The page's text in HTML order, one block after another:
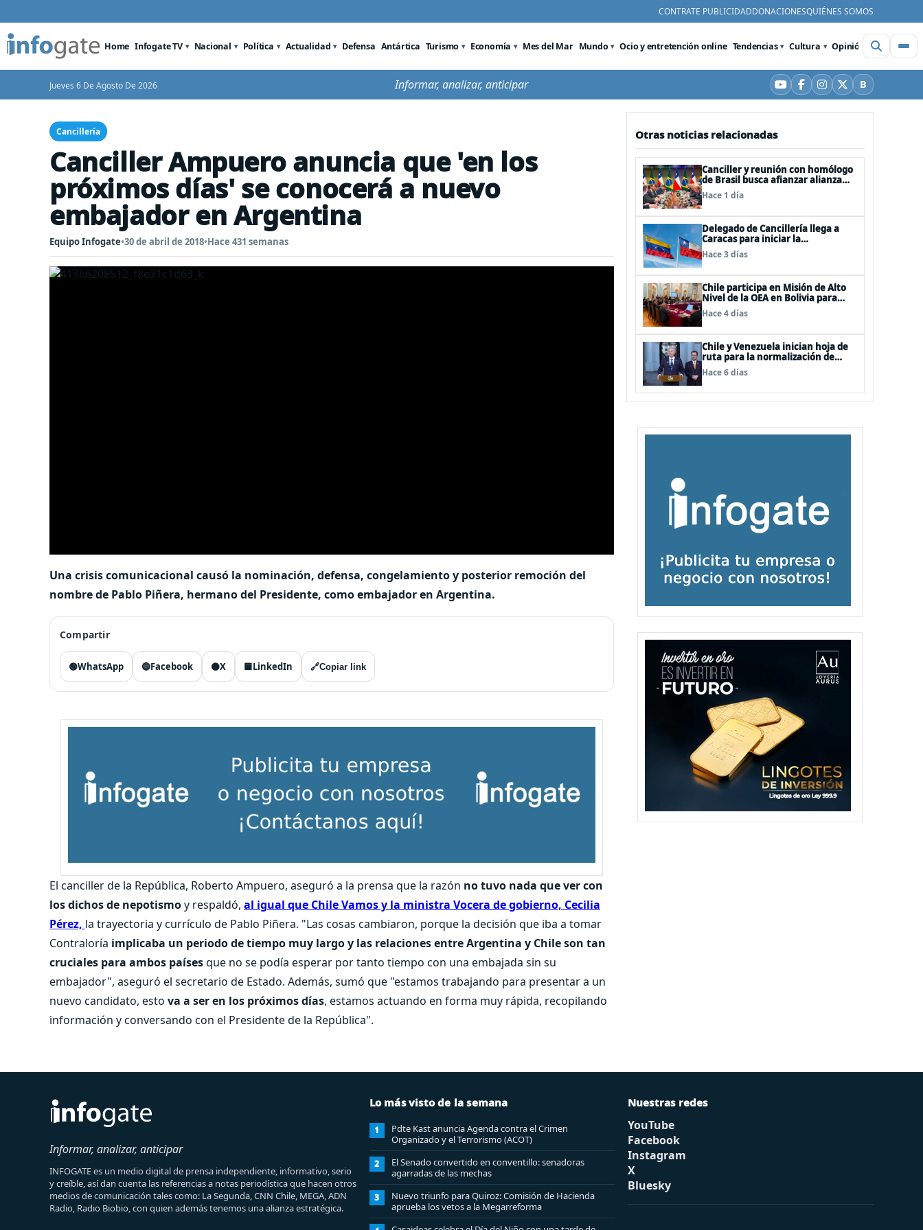
CONTRATE PUBLICIDADDONACIONESQUIÉNES SOMOS
Home Infogate TV Nacional Política Actualidad Defensa Antártica Turismo Economía Mes del Mar Mundo Ocio y entretención online Tendencias Cultura Opinión Videos
Jueves 6 De Agosto De 2026 Informar, analizar, anticipar YouTube
Facebook
Instagram
X BBluesky
Cancillería
Canciller Ampuero anuncia que 'en los
próximos días' se conocerá a nuevo
embajador en Argentina
Equipo Infogate•30 de abril de 2018•Hace 431 semanas
Una crisis comunicacional causó la nominación, defensa, congelamiento y posterior remoción del
nombre de Pablo Piñera, hermano del Presidente, como embajador en Argentina.
Compartir
🟢WhatsApp 🔵Facebook ⚫X 🟦LinkedIn 🔗Copiar link
El canciller de la República, Roberto Ampuero, aseguró a la prensa que la razón no tuvo nada que ver con
los dichos de nepotismoy respaldó, al igual que Chile Vamos y la ministra Vocera de gobierno, Cecilia
Pérez, la trayectoria y currículo de Pablo Piñera. "Las cosas cambiaron, porque la decisión que iba a tomar
Contraloría implicaba un periodo de tiempo muy largo y las relaciones entre Argentina y Chile son tan
cruciales para ambos paísesque no se podía esperar por tanto tiempo con una embajada sin su
embajador", aseguró el secretario de Estado. Además, sumó que "estamos trabajando para presentar a un
nuevo candidato, esto va a ser en los próximos días, estamos actuando en forma muy rápida, recopilando
información y conversando con el Presidente de la República".
Otras noticias relacionadas
Canciller y reunión con homólogo
de Brasil busca afianzar alianza
clave en Latinoamérica
Hace 1 día
Delegado de Cancillería llega a
Caracas para iniciar la
reactivación de relaciones
consulares
Hace 3 días
Chile participa en Misión de Alto
Nivel de la OEA en Bolivia para
respaldar la democracia, el
diálogo y la estabilidad
Hace 4 días
Chile y Venezuela inician hoja de
ruta para la normalización de
relaciones
Hace 6 días
Informar, analizar, anticipar
INFOGATE es un medio digital de prensa independiente, informativo, serio
y creíble, así dan cuenta las referencias a notas periodística que hacen otros
medios de comunicación tales como: La Segunda, CNN Chile, MEGA, ADN
Radio, Radio Biobio, con quien además tenemos una alianza estratégica.
Lo más visto de la semana
1
Pdte Kast anuncia Agenda contra el Crimen
Organizado y el Terrorismo (ACOT)
2
El Senado convertido en conventillo: senadoras
agarradas de las mechas
3
Nuevo triunfo para Quiroz: Comisión de Hacienda
aprueba los vetos a la Megarreforma
Nuestras redes
YouTube
Facebook
Instagram
X
Bluesky